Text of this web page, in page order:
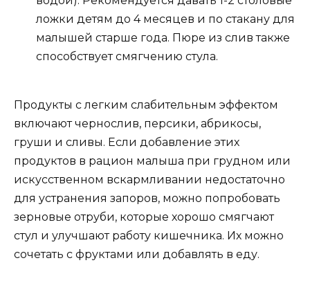
ложки детям до 4 месяцев и по стакану для
малышей старше года. Пюре из слив также
способствует смягчению стула.
Продукты с легким слабительным эффектом
включают чернослив, персики, абрикосы,
груши и сливы. Если добавление этих
продуктов в рацион малыша при грудном или
искусственном вскармливании недостаточно
для устранения запоров, можно попробовать
зерновые отруби, которые хорошо смягчают
стул и улучшают работу кишечника. Их можно
сочетать с фруктами или добавлять в еду.